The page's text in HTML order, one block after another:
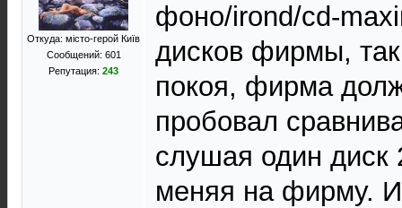
Откуда: місто-герой Київ
Сообщений: 601
Репутация: 243
фоно/irond/cd-
дисков фирмы,
покоя, фирма
пробовал
слушая один диск
меняя на фирму.